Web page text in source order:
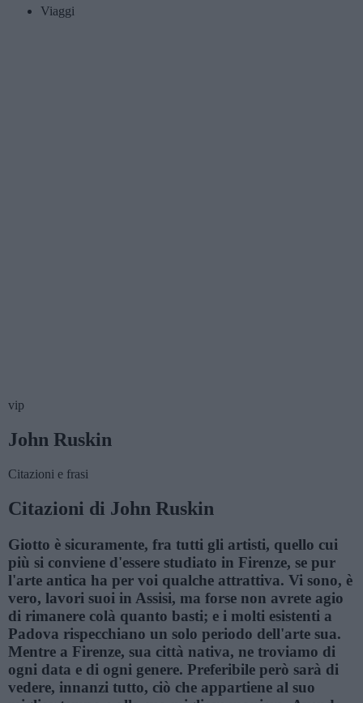
Viaggi
vip
John Ruskin
Citazioni e frasi
Citazioni di John Ruskin
Giotto è sicuramente, fra tutti gli artisti, quello cui
più si conviene d'essere studiato in Firenze, se pur
l'arte antica ha per voi qualche attrattiva. Vi sono, è
vero, lavori suoi in Assisi, ma forse non avrete agio
di rimanere colà quanto basti; e i molti esistenti a
Padova rispecchiano un solo periodo dell'arte sua.
Mentre a Firenze, sua città nativa, ne troviamo di
ogni data e di ogni genere. Preferibile però sarà di
vedere, innanzi tutto, ciò che appartiene al suo